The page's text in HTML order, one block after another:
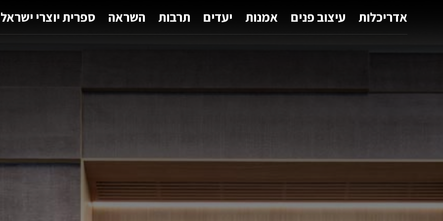
אדריכלות עיצוב פנים אמנות יעדים תרבות השראה ספרית יוצרי ישראל